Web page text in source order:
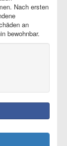
Nach ersten
an
bewohnbar.